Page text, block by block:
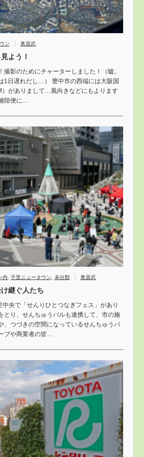
ン 奥居武
よう！
撮影のためにチャーターしました！（嘘。
1日遅れだし…） 豊中市の西端には大阪国
）がありまして…風向きなどにもよります
陸便に…
内 千里ニュータウン 未分類 奥居武
け継ぐ人たち
央で「せんりひとつなぎフェス」があり
とり、せんちゅうパルも連携して、市の施
、つづきの空間になっているせんちゅうパ
プや商業者の皆…